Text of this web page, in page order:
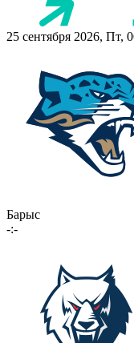
25 сентября 2026, Пт,
Барыс
-:-